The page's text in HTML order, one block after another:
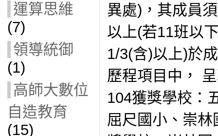
運算思維
(7)
領導統御
(1)
高師大數位
自造教育
(15)
異處)，其成員
以上(若11班以
1/3(含)以上)於
歷程項目中，
104獲獎學校：
屈尺國小、崇